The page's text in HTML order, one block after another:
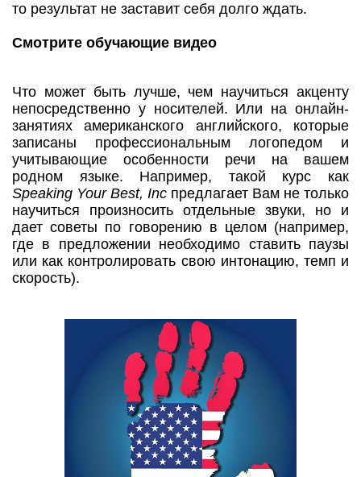
то результат не заставит себя долго ждать.
Смотрите обучающие видео
Что может быть лучше, чем научиться акценту
непосредственно у носителей. Или на онлайн-
занятиях американского английского, которые
записаны профессиональным логопедом и
учитывающие особенности речи на вашем
родном языке. Например, такой курс как
Speaking Your Best, Inc предлагает Вам не только
научиться произносить отдельные звуки, но и
дает советы по говорению в целом (например,
где в предложении необходимо ставить паузы
или как контролировать свою интонацию, темп и
скорость).